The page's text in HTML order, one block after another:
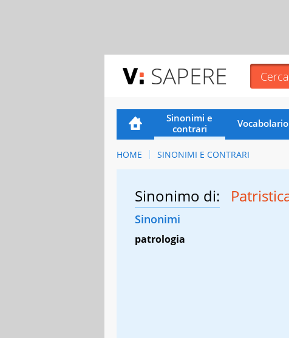
SAPERE
Sinonimi e
contrari
Vocabolario
HOME SINONIMI E CONTRARI
Sinonimo di:
Sinonimi
patrologia